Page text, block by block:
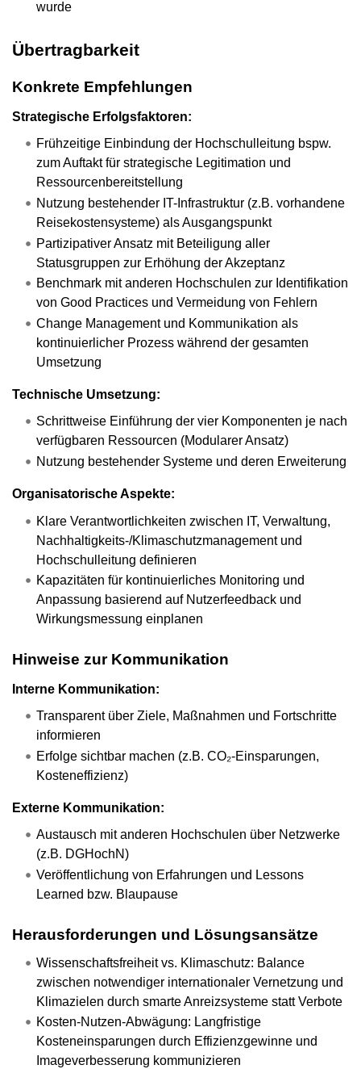
wurde
Übertragbarkeit
Konkrete Empfehlungen
Strategische Erfolgsfaktoren:
Frühzeitige Einbindung der Hochschulleitung bspw.
zum Auftakt für strategische Legitimation und
Ressourcenbereitstellung
Nutzung bestehender IT-Infrastruktur (z.B. vorhandene
Reisekostensysteme) als Ausgangspunkt
Partizipativer Ansatz mit Beteiligung aller
Statusgruppen zur Erhöhung der Akzeptanz
Benchmark mit anderen Hochschulen zur Identifikation
von Good Practices und Vermeidung von Fehlern
Change Management und Kommunikation als
kontinuierlicher Prozess während der gesamten
Umsetzung
Technische Umsetzung:
Schrittweise Einführung der vier Komponenten je nach
verfügbaren Ressourcen (Modularer Ansatz)
Nutzung bestehender Systeme und deren Erweiterung
Organisatorische Aspekte:
Klare Verantwortlichkeiten zwischen IT, Verwaltung,
Nachhaltigkeits-/Klimaschutzmanagement und
Hochschulleitung definieren
Kapazitäten für kontinuierliches Monitoring und
Anpassung basierend auf Nutzerfeedback und
Wirkungsmessung einplanen
Hinweise zur Kommunikation
Interne Kommunikation:
Transparent über Ziele, Maßnahmen und Fortschritte
informieren
Erfolge sichtbar machen (z.B. CO₂-Einsparungen,
Kosteneffizienz)
Externe Kommunikation:
Austausch mit anderen Hochschulen über Netzwerke
(z.B. DGHochN)
Veröffentlichung von Erfahrungen und Lessons
Learned bzw. Blaupause
Herausforderungen und Lösungsansätze
Wissenschaftsfreiheit vs. Klimaschutz: Balance
zwischen notwendiger internationaler Vernetzung und
Klimazielen durch smarte Anreizsysteme statt Verbote
Kosten-Nutzen-Abwägung: Langfristige
Kosteneinsparungen durch Effizienzgewinne und
Imageverbesserung kommunizieren